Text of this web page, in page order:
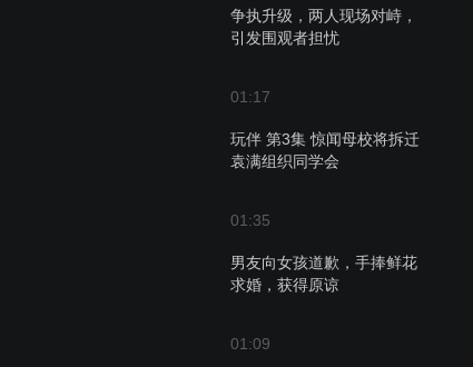
争执升级，两人现场对峙，
引发围观者担忧
01:17
玩伴 第3集 惊闻母校将拆迁
袁满组织同学会
01:35
男友向女孩道歉，手捧鲜花
求婚，获得原谅
01:09